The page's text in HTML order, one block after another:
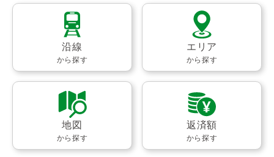
沿線
から探す
エリア
から探す
地図
から探す
返済額
から探す